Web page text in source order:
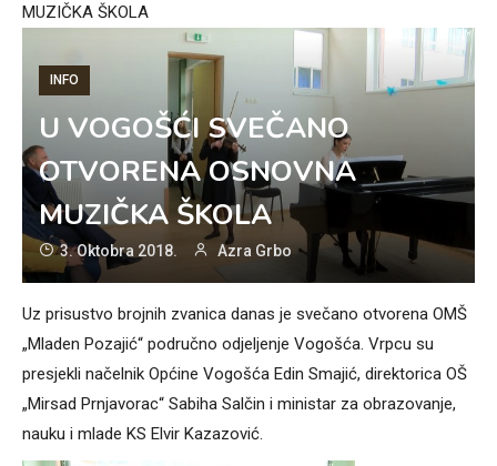
MUZIČKA ŠKOLA
INFO
U VOGOŠĆI SVEČANO
OTVORENA OSNOVNA
MUZIČKA ŠKOLA
3. Oktobra 2018. Azra Grbo
Uz prisustvo brojnih zvanica danas je svečano otvorena OMŠ
„Mladen Pozajić“ područno odjeljenje Vogošća. Vrpcu su
presjekli načelnik Općine Vogošća Edin Smajić, direktorica OŠ
„Mirsad Prnjavorac“ Sabiha Salčin i ministar za obrazovanje,
nauku i mlade KS Elvir Kazazović.